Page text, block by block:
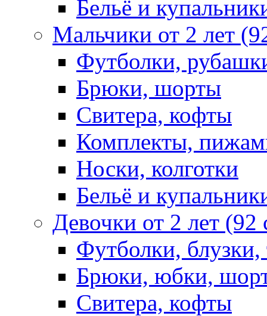
Бельё и
Мальчики от 2 лет
Футболки,
Брюки, шорты
Свитера, кофты
Комплекты,
Носки, колготки
Бельё и
Девочки от 2 лет
Футболки,
Брюки, юбки,
Свитера, кофты